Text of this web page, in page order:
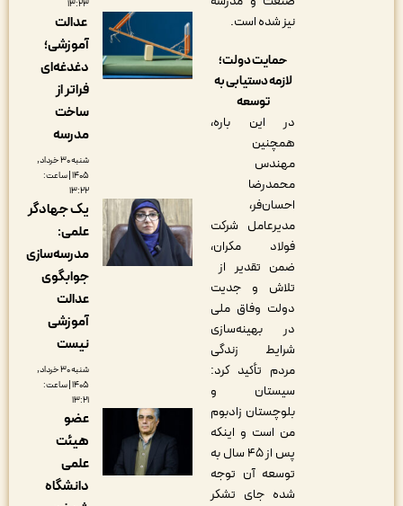
نیز شده است.
حمایت دولت؛
لازمه دستیابی به
در این باره،
همچنین
مهندس
محمدرضا
احسان‌فر،
مدیرعامل شرکت
فولاد مکران،
ضمن تقدیر از
تلاش و جدیت
دولت وفاق ملی
در بهینه‌سازی
شرایط زندگی
مردم تأکید کرد:
سیستان و
بلوچستان زادبوم
من است و اینکه
پس از ۴۵ سال به
توسعه آن توجه
شده جای تشکر
عدالت
آموزشی؛
دغدغه‌ای
شنبه ۳۰ خرداد,
۱۴۰۵ | ساعت:
یک جهادگر
علمی:
مدرسه‌سازی
جوابگوی
آموزشی
شنبه ۳۰ خرداد,
۱۴۰۵ | ساعت:
هیئت
علمی
دانشگاه